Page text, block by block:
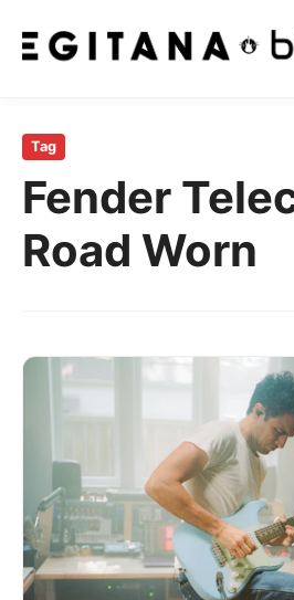
para
conteúdo
principal
Tag
Fender
Road Worn